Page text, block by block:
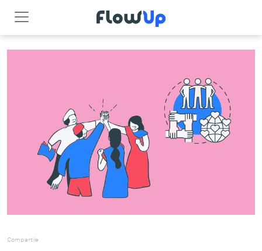
Compartile